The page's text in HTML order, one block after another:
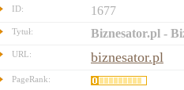
ID: 1677
Tytuł: Biznesator.pl -
URL: biznesator.pl
PageRank: